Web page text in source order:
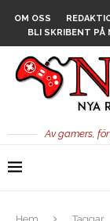
OM OSS
BLI SKRIBENT PÅ
Av gamers,